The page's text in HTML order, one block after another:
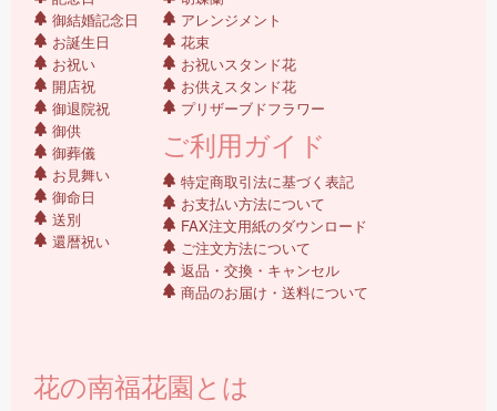
御結婚記念日
お誕生日
お祝い
開店祝
御退院祝
御供
御葬儀
お見舞い
御命日
送別
還暦祝い
アレンジメント
花束
お祝いスタンド花
お供えスタンド花
プリザーブドフラワー
ご利用ガイド
特定商取引法に基づく表記
お支払い方法について
FAX注文用紙のダウンロード
ご注文方法について
返品・交換・キャンセル
商品のお届け・送料について
花の南福花園とは